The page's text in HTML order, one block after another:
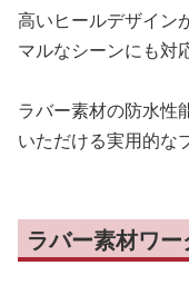
高いヒールデザイン
マルなシーンにも対
ラバー素材の防水性
いただける実用的な
ラバー素材ワ